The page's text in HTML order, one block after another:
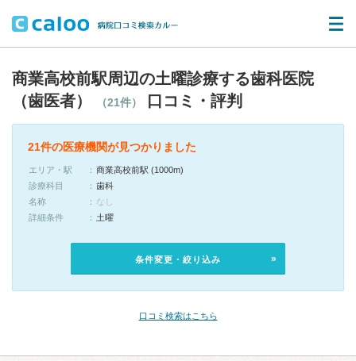
商業高校前駅周辺の土曜診療する歯科医院
（歯医者）
（21件） 口コミ・評判
21件の医療機関が見つかりました
エリア・駅
商業高校前駅 (1000m)
診療科目
歯科
名称
なし
詳細条件
土曜
条件変更・絞り込み
口コミ検索はこちら